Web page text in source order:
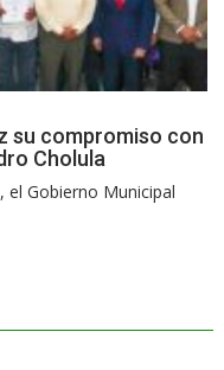
su compromiso con
Cholula
Gobierno Municipal